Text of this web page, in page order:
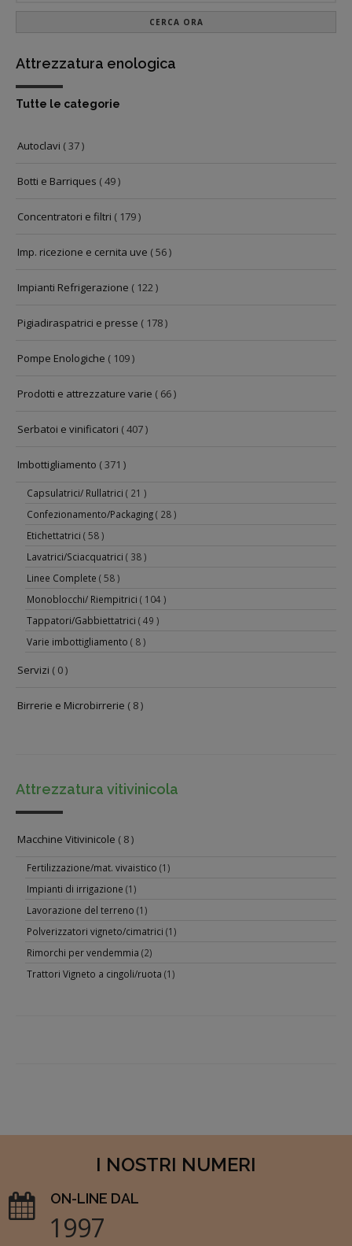
CERCA ORA
Attrezzatura enologica
Tutte le categorie
Autoclavi ( 37 )
Botti e Barriques ( 49 )
Concentratori e filtri ( 179 )
Imp. ricezione e cernita uve ( 56 )
Impianti Refrigerazione ( 122 )
Pigiadiraspatrici e presse ( 178 )
Pompe Enologiche ( 109 )
Prodotti e attrezzature varie ( 66 )
Serbatoi e vinificatori ( 407 )
Imbottigliamento ( 371 )
Capsulatrici/ Rullatrici ( 21 )
Confezionamento/Packaging ( 28 )
Etichettatrici ( 58 )
Lavatrici/Sciacquatrici ( 38 )
Linee Complete ( 58 )
Monoblocchi/ Riempitrici ( 104 )
Tappatori/Gabbiettatrici ( 49 )
Varie imbottigliamento ( 8 )
Servizi ( 0 )
Birrerie e Microbirrerie ( 8 )
Attrezzatura vitivinicola
Macchine Vitivinicole ( 8 )
Fertilizzazione/mat. vivaistico (1)
Impianti di irrigazione (1)
Lavorazione del terreno (1)
Polverizzatori vigneto/cimatrici (1)
Rimorchi per vendemmia (2)
Trattori Vigneto a cingoli/ruota (1)
I NOSTRI NUMERI
ON-LINE DAL
1997